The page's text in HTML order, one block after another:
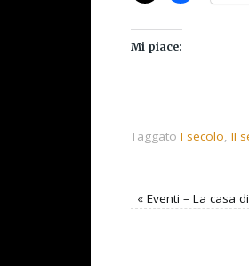
Mi piace:
Taggato I secolo, II
« Eventi – La casa